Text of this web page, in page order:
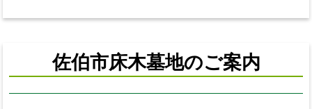
佐伯市床木墓地のご案内